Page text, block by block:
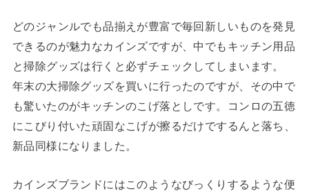
どのジャンルでも品揃えが豊富で毎回新しいものを発見
できるのが魅力なカインズですが、中でもキッチン用品
と掃除グッズは行くと必ずチェックしてしまいます。
年末の大掃除グッズを買いに行ったのですが、その中で
も驚いたのがキッチンのこげ落としです。コンロの五徳
にこびり付いた頑固なこげが擦るだけでするんと落ち、
新品同様になりました。
カインズブランドにはこのようなびっくりするような便